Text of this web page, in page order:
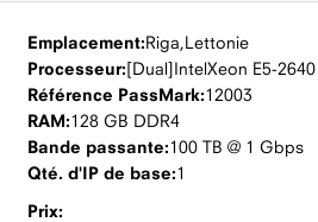
Emplacement:Riga,Lettonie
Processeur:
IntelXeon E5-
Référence PassMark:12003
RAM:128 GB DDR4
Bande passante:100 TB @ 1 Gbps
Qté. d'IP de base:1
Prix: